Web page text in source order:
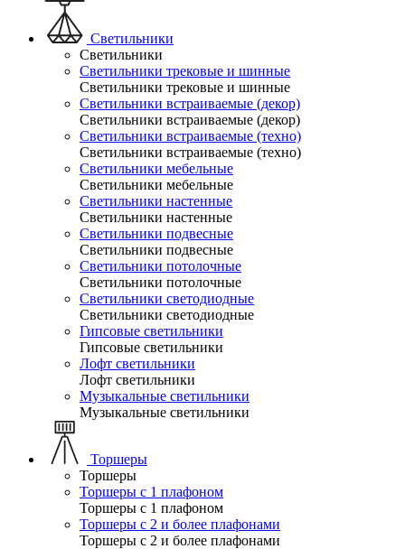
Светильники
Светильники
Светильники трековые и шинные
Светильники трековые и шинные
Светильники встраиваемые (декор)
Светильники встраиваемые (декор)
Светильники встраиваемые (техно)
Светильники встраиваемые (техно)
Светильники мебельные
Светильники мебельные
Светильники настенные
Светильники настенные
Светильники подвесные
Светильники подвесные
Светильники потолочные
Светильники потолочные
Светильники светодиодные
Светильники светодиодные
Гипсовые светильники
Гипсовые светильники
Лофт светильники
Лофт светильники
Музыкальные светильники
Музыкальные светильники
Торшеры
Торшеры
Торшеры с 1 плафоном
Торшеры с 1 плафоном
Торшеры с 2 и более плафонами
Торшеры с 2 и более плафонами